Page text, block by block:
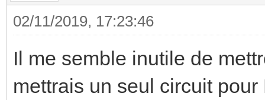
02/11/2019, 17:23:46
Il me semble inutile de
mettrais un seul circuit